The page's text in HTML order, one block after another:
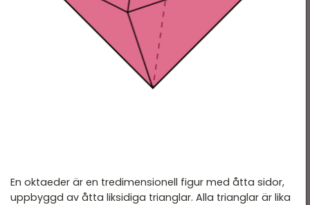
En oktaeder är en tredimensionell figur med åtta sidor,
uppbyggd av åtta liksidiga trianglar. Alla trianglar är lika